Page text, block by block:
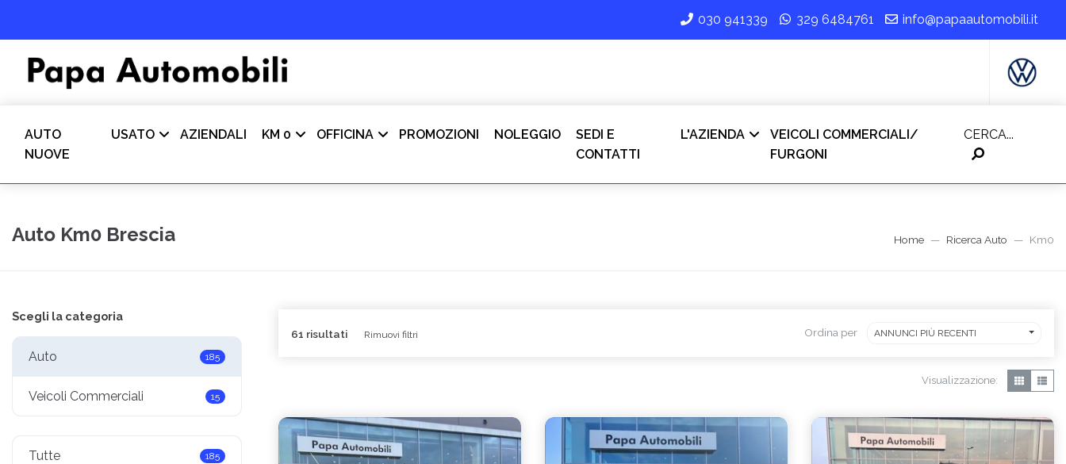
030 941339 329 6484761 info@papaautomobili.it
AUTO
NUOVE
USATO AZIENDALI KM 0 OFFICINA PROMOZIONI NOLEGGIO
SEDI E
CONTATTI
L'AZIENDA
VEICOLI COMMERCIALI/
FURGONI
CERCA...
Auto Km0 Brescia Home Ricerca Auto Km0
Scegli la categoria
Auto 185
Veicoli Commerciali 15
Tutte 185
61 risultati Rimuovi filtri Ordina per ANNUNCI PIÙ RECENTI
Visualizzazione: